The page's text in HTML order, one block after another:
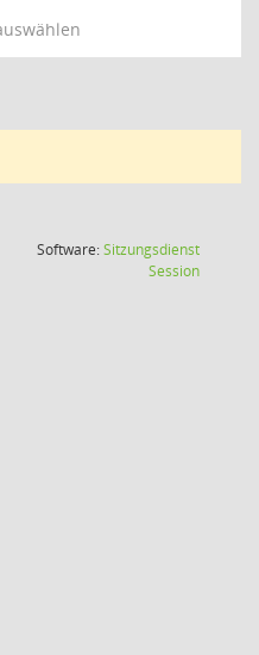
Software:Sitzungsdienst
Session(Wird in